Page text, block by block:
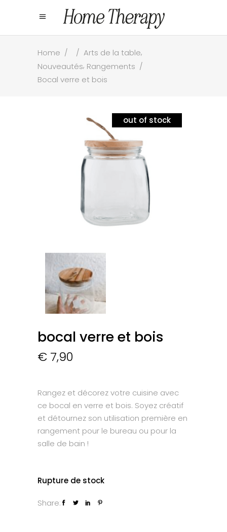
Home / / Arts de la table,
Nouveautés, Rangements /
Bocal verre et bois
out of stock
bocal verre et bois
€ 7,90
Rangez et décorez votre cuisine avec
ce bocal en verre et bois. Soyez créatif
et détournez son utilisation première en
rangement pour le bureau ou pour la
salle de bain !
Rupture de stock
Share: